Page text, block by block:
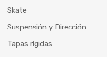
Skate
Suspensión y Dirección
Tapas rígidas